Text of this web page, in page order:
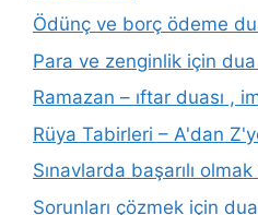
Ödünç ve borç ödeme
Para ve zenginlik için
Ramazan – ıftar duası ,
Rüya Tabirleri – A'dan
Sınavlarda başarılı
Sorunları çözmek için